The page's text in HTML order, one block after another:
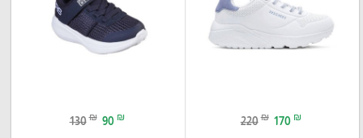
220 ₪ 170 ₪
130 ₪ 90 ₪